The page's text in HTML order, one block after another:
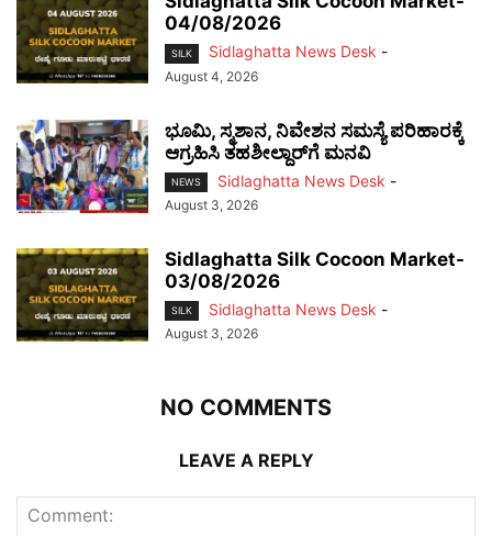
04/08/2026
SILK Sidlaghatta News Desk -
August 4, 2026
ಭೂಮಿ, ಸ್ಮಶಾನ, ನಿವೇಶನ ಸಮಸ್ಯೆ ಪರಿಹಾರಕ್ಕೆ
ಆಗ್ರಹಿಸಿ ತಹಶೀಲ್ದಾರ್‌ಗೆ ಮನವಿ
NEWS Sidlaghatta News Desk -
August 3, 2026
Sidlaghatta Silk Cocoon Market-
03/08/2026
SILK Sidlaghatta News Desk -
August 3, 2026
NO COMMENTS
LEAVE A REPLY